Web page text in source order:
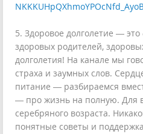
5. Здоровое долголетие —
здоровых родителей,
долголетия! На канале мы
страха и заумных слов.
питание — разбираемся
— про жизнь на полную. Для
серебряного возраста.
понятные советы и